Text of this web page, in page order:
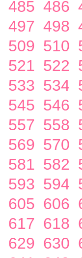
485 486
497 498
509 510
521 522
533 534
545 546
557 558
569 570
581 582
593 594
605 606
617 618
629 630